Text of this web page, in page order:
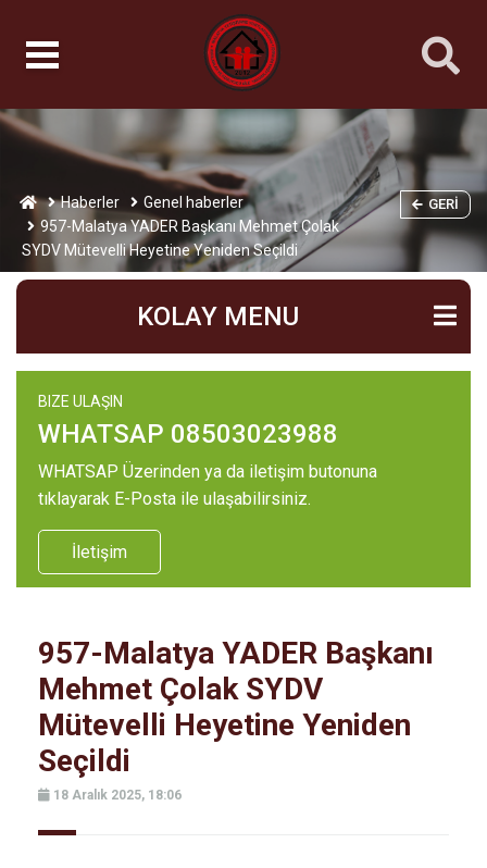
Haberler
Genel haberler
957-Malatya YADER Başkanı Mehmet Çolak
SYDV Mütevelli Heyetine Yeniden Seçildi
GERI
KOLAY MENU
BIZE ULAŞIN
WHATSAP 08503023988
WHATSAP Üzerinden ya da iletişim butonuna
tıklayarak E-Posta ile ulaşabilirsiniz.
İletişim
957-Malatya YADER Başkanı
Mehmet Çolak SYDV
Mütevelli Heyetine Yeniden
Seçildi
18 Aralık 2025, 18:06